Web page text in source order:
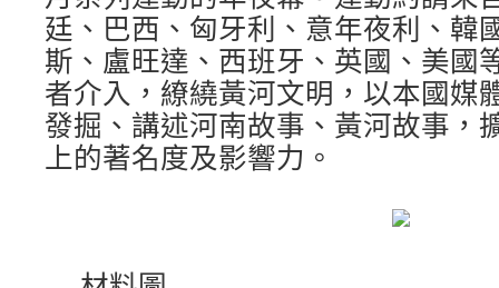
廷、巴西、匈牙利、意年夜利、韓
斯、盧旺達、西班牙、英國、美國
者介入，繚繞黃河文明，以本國媒
發掘、講述河南故事、黃河故事，
上的著名度及影響力。